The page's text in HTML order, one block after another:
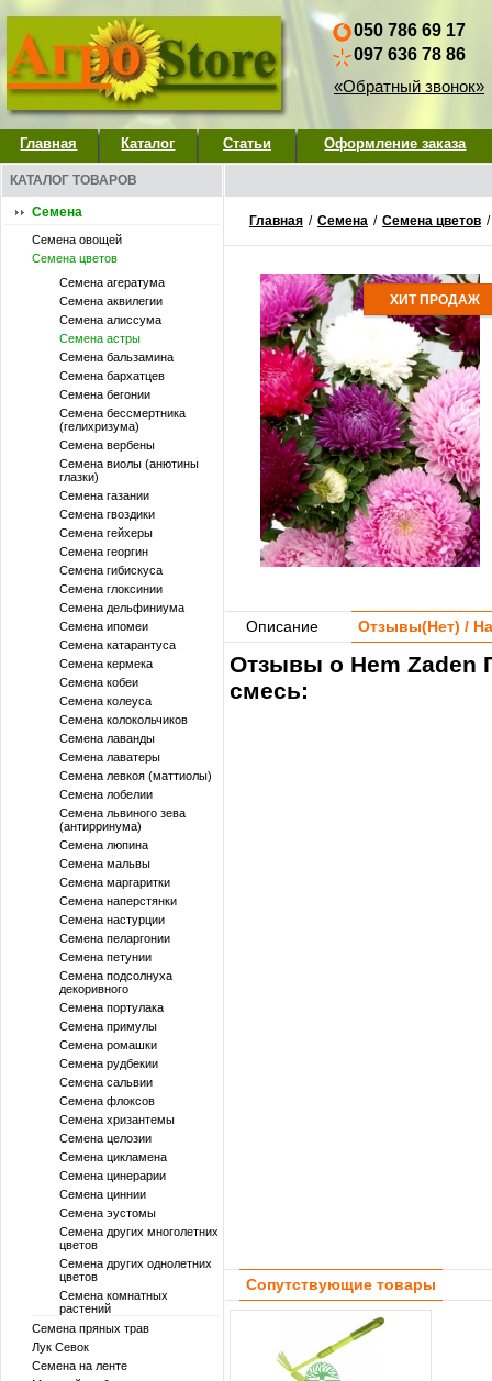
050 786 69 17
097 636 78 86
«Обратный звонок»
Главная Каталог Статьи Оформление заказа
КАТАЛОГ ТОВАРОВ
Семена
Семена овощей
Семена цветов
Семена агератума
Семена аквилегии
Семена алиссума
Семена астры
Семена бальзамина
Семена бархатцев
Семена бегонии
Семена бессмертника
(гелихризума)
Семена вербены
Семена виолы (анютины
глазки)
Семена газании
Семена гвоздики
Семена гейхеры
Семена георгин
Семена гибискуса
Семена глоксинии
Семена дельфиниума
Семена ипомеи
Семена катарантуса
Семена кермека
Семена кобеи
Семена колеуса
Семена колокольчиков
Семена лаванды
Семена лаватеры
Семена левкоя (маттиолы)
Семена лобелии
Семена львиного зева
(антирринума)
Семена люпина
Семена мальвы
Семена маргаритки
Семена наперстянки
Семена настурции
Семена пеларгонии
Семена петунии
Семена подсолнуха
декоривного
Семена портулака
Семена примулы
Семена ромашки
Семена рудбекии
Семена сальвии
Семена флоксов
Семена хризантемы
Семена целозии
Семена цикламена
Семена цинерарии
Семена циннии
Семена эустомы
Семена других многолетних
цветов
Семена других однолетних
цветов
Семена комнатных
растений
Семена пряных трав
Лук Севок
Семена на ленте
Главная / Семена / Семена цветов /
ХИТ ПРОДАЖ
Описание Отзывы(Нет) /
Отзывы о Hem Zaden
смесь:
Сопутствующие товары